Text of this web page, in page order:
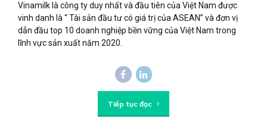
Vinamilk là công ty duy nhất và đầu tiên của Việt Nam được
vinh danh là “ Tài sản đầu tư có giá trị của ASEAN” và đơn vị
dẫn đầu top 10 doanh nghiệp bền vững của Việt Nam trong
lĩnh vực sản xuất năm 2020.
Tiếp tục đọc